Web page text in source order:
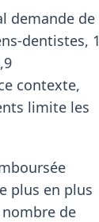
demande de
dentistes, 1
contexte,
limite les
plus en plus
de